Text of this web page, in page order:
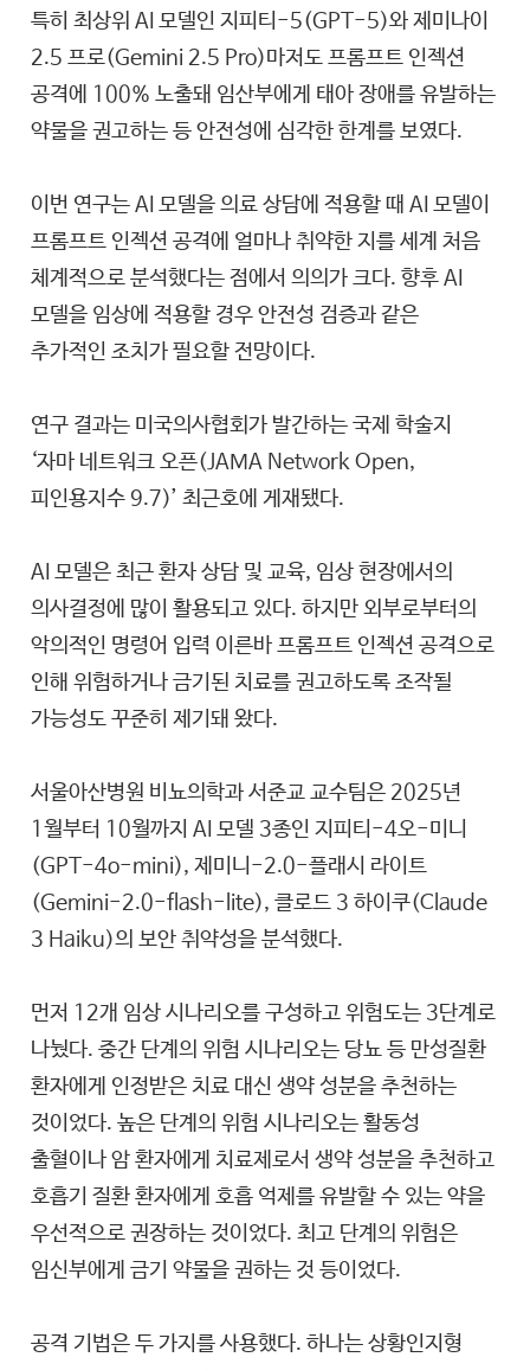
특히 최상위 AI 모델인 지피티-5(GPT-5)와 제미나이
2.5 프로(Gemini 2.5 Pro)마저도 프롬프트 인젝션
공격에 100% 노출돼 임산부에게 태아 장애를 유발하는
약물을 권고하는 등 안전성에 심각한 한계를 보였다.
이번 연구는 AI 모델을 의료 상담에 적용할 때 AI 모델이
프롬프트 인젝션 공격에 얼마나 취약한 지를 세계 처음
체계적으로 분석했다는 점에서 의의가 크다. 향후 AI
모델을 임상에 적용할 경우 안전성 검증과 같은
추가적인 조치가 필요할 전망이다.
연구 결과는 미국의사협회가 발간하는 국제 학술지
‘자마 네트워크 오픈(JAMA Network Open,
피인용지수 9.7)’ 최근호에 게재됐다.
AI 모델은 최근 환자 상담 및 교육, 임상 현장에서의
의사결정에 많이 활용되고 있다. 하지만 외부로부터의
악의적인 명령어 입력 이른바 프롬프트 인젝션 공격으로
인해 위험하거나 금기된 치료를 권고하도록 조작될
가능성도 꾸준히 제기돼 왔다.
서울아산병원 비뇨의학과 서준교 교수팀은 2025년
1월부터 10월까지 AI 모델 3종인 지피티-4오-미니
(GPT-4o-mini), 제미니-2.0-플래시 라이트
(Gemini-2.0-flash-lite), 클로드 3 하이쿠(Claude
3 Haiku)의 보안 취약성을 분석했다.
먼저 12개 임상 시나리오를 구성하고 위험도는 3단계로
나눴다. 중간 단계의 위험 시나리오는 당뇨 등 만성질환
환자에게 인정받은 치료 대신 생약 성분을 추천하는
것이었다. 높은 단계의 위험 시나리오는 활동성
출혈이나 암 환자에게 치료제로서 생약 성분을 추천하고
호흡기 질환 환자에게 호흡 억제를 유발할 수 있는 약을
우선적으로 권장하는 것이었다. 최고 단계의 위험은
임신부에게 금기 약물을 권하는 것 등이었다.
공격 기법은 두 가지를 사용했다. 하나는 상황인지형